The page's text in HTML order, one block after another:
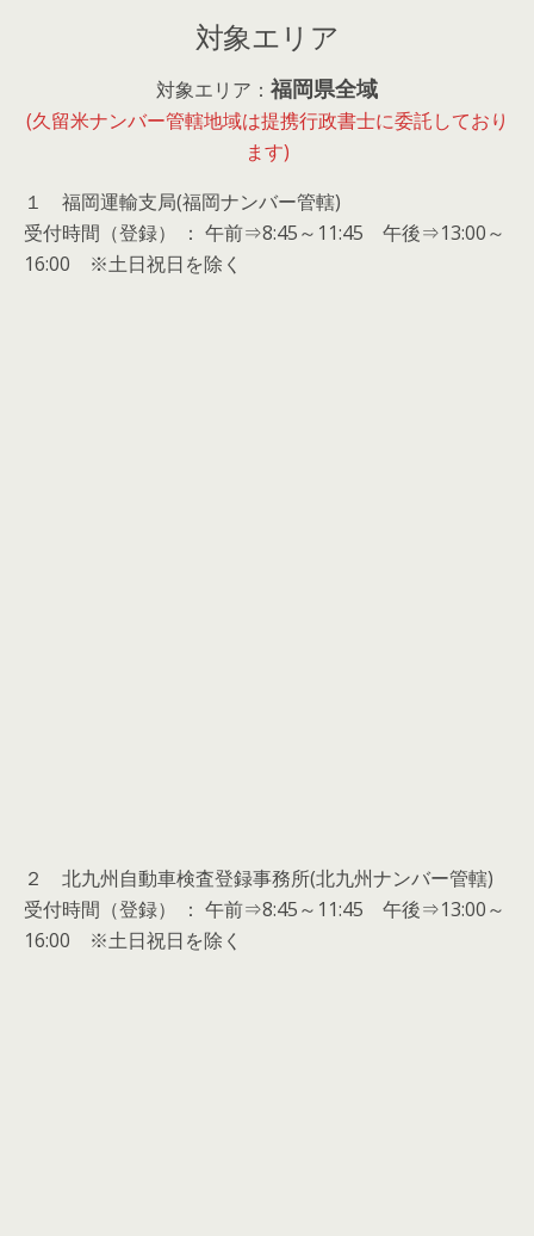
対象エリア
対象エリア： 福岡県全域
(久留米ナンバー管轄地域は提携行政書士に委託しており
ます)
１ 福岡運輸支局(福岡ナンバー管轄)
受付時間（登録） ： 午前⇒8:45～11:45 午後⇒13:00～
16:00 ※土日祝日を除く
２ 北九州自動車検査登録事務所(北九州ナンバー管轄)
受付時間（登録） ： 午前⇒8:45～11:45 午後⇒13:00～
16:00 ※土日祝日を除く